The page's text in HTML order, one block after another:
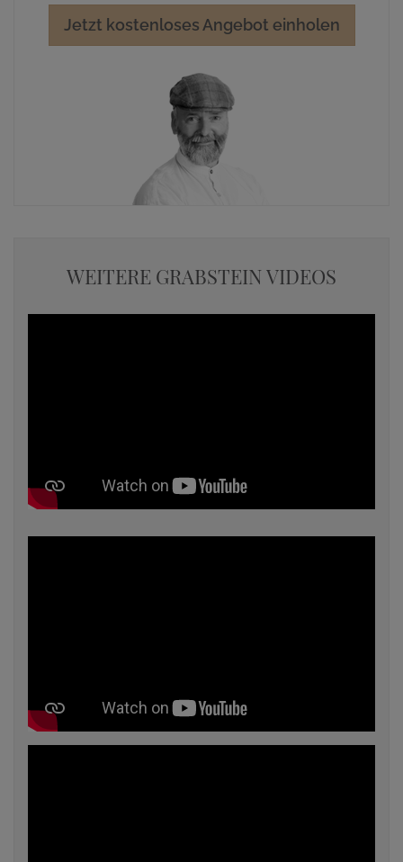
Jetzt kostenloses Angebot einholen
WEITERE GRABSTEIN VIDEOS